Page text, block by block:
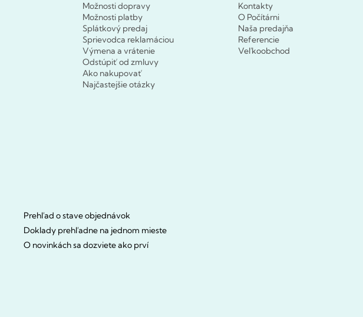
Možnosti dopravy
Možnosti platby
Splátkový predaj
Sprievodca reklamáciou
Výmena a vrátenie
Odstúpiť od zmluvy
Ako nakupovať
Najčastejšie otázky
Kontakty
O Počítárni
Naša predajňa
Referencie
Veľkoobchod
Prehľad o stave objednávok
Doklady prehľadne na jednom mieste
O novinkách sa dozviete ako prví